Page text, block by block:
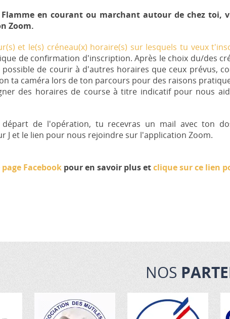
Flamme en courant ou marchant autour de chez toi,
Zoom.
et le(s) créneau(x) horaire(s) sur lesquels tu veux
de confirmation d'inscription. Après le choix du/des
de courir à d'autres horaires que ceux prévus,
ta caméra lors de ton parcours pour des raisons
des horaires de course à titre indicatif pour nous
de l'opération, tu recevras un mail avec ton
J et le lien pour nous rejoindre sur l'application Zoom.
Facebook pour en savoir plus etclique sur ce lien
NOS